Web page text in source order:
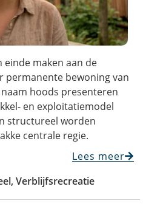
einde maken aan de
permanente bewoning van
hoods presenteren
en exploitatiemodel
structureel worden
centrale regie.
Lees meer
, Verblijfsrecreatie